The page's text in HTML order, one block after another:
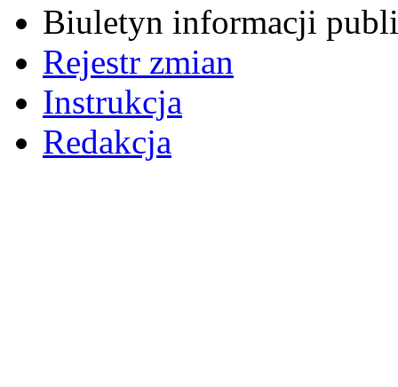
Biuletyn informacji
Rejestr zmian
Instrukcja
Redakcja